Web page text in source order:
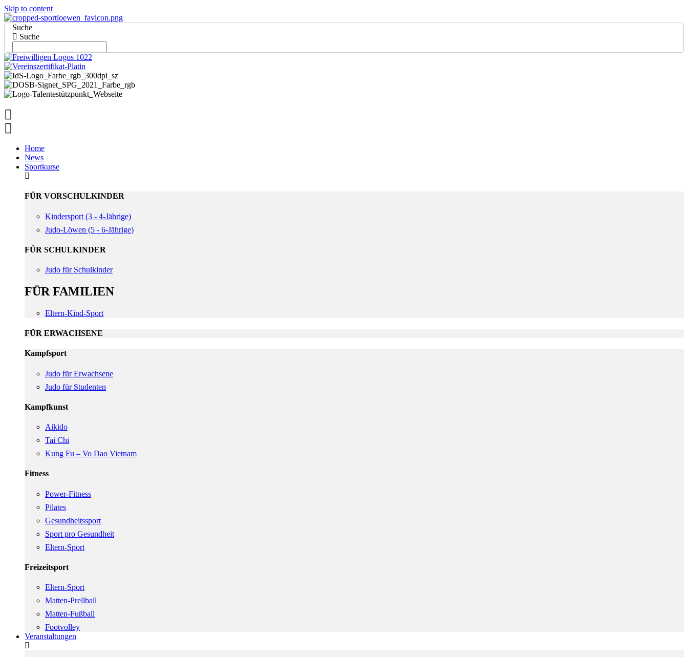
Skip to content
Suche
Suche
Home
News
Sportkurse
FÜR VORSCHULKINDER
Kindersport (3 - 4-Jährige)
Judo-Löwen (5 - 6-Jährige)
FÜR SCHULKINDER
Judo für Schulkinder
FÜR FAMILIEN
Eltern-Kind-Sport
FÜR ERWACHSENE
Kampfsport
Judo für Erwachsene
Judo für Studenten
Kampfkunst
Aikido
Tai Chi
Kung Fu – Vo Dao Vietnam
Fitness
Power-Fitness
Pilates
Gesundheitssport
Sport pro Gesundheit
Eltern-Sport
Freizeitsport
Eltern-Sport
Matten-Prellball
Matten-Fußball
Footvolley
Veranstaltungen